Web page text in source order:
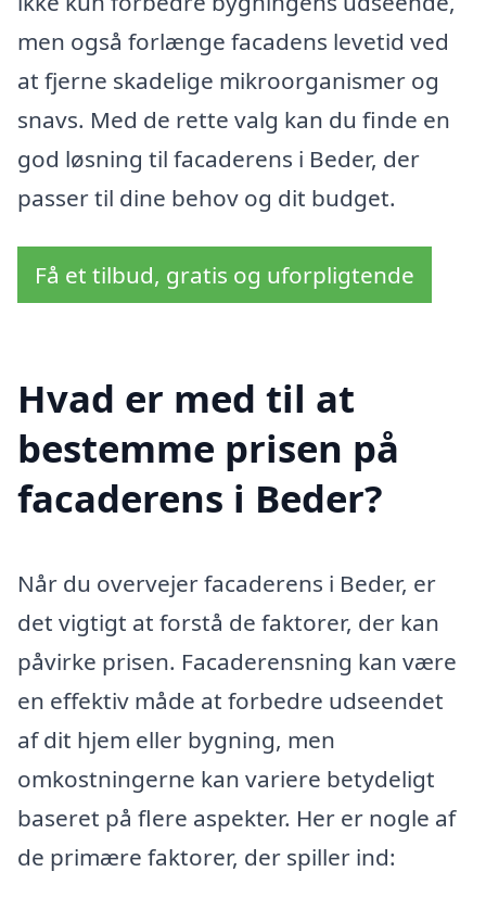
men også forlænge facadens levetid ved
at fjerne skadelige mikroorganismer og
snavs. Med de rette valg kan du finde en
god løsning til facaderens i Beder, der
passer til dine behov og dit budget.
Få et tilbud, gratis og uforpligtende
Hvad er med til at
bestemme prisen på
facaderens i Beder?
Når du overvejer facaderens i Beder, er
det vigtigt at forstå de faktorer, der kan
påvirke prisen. Facaderensning kan være
en effektiv måde at forbedre udseendet
af dit hjem eller bygning, men
omkostningerne kan variere betydeligt
baseret på flere aspekter. Her er nogle af
de primære faktorer, der spiller ind: